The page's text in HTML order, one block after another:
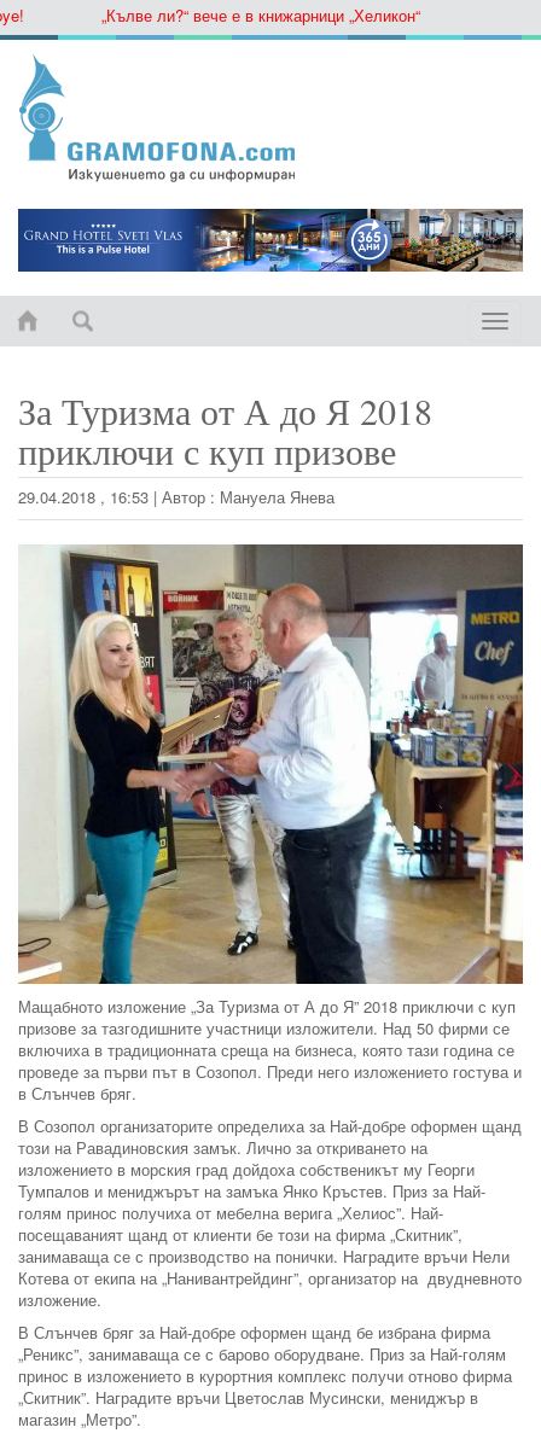
„Кълве ли?“ вече е в книжарници „Хеликон“
Toggle
За Туризма от А до Я 2018
приключи с куп призове
29.04.2018 , 16:53 | Автор : Мануела Янева
Мащабното изложение „За Туризма от А до Я” 2018 приключи с куп
призове за тазгодишните участници изложители. Над 50 фирми се
включиха в традиционната среща на бизнеса, която тази година се
проведе за първи път в Созопол. Преди него изложението гостува и
в Слънчев бряг.
В Созопол организаторите определиха за Най-добре оформен щанд
този на Равадиновския замък. Лично за откриването на
изложението в морския град дойдоха собственикът му Георги
Тумпалов и мениджърът на замъка Янко Кръстев. Приз за Най-
голям принос получиха от мебелна верига „Хелиос”. Най-
посещаваният щанд от клиенти бе този на фирма „Скитник”,
занимаваща се с производство на понички. Наградите връчи Нели
Котева от екипа на „Нанивантрейдинг”, организатор на двудневното
изложение.
В Слънчев бряг за Най-добре оформен щанд бе избрана фирма
„Реникс”, занимаваща се с барово оборудване. Приз за Най-голям
принос в изложението в курортния комплекс получи отново фирма
„Скитник”. Наградите връчи Цветослав Мусински, мениджър в
магазин „Метро”.